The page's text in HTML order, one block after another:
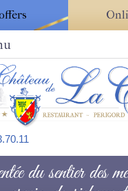
du sentier des